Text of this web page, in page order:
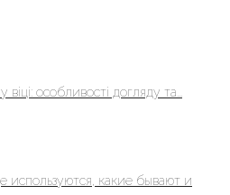
особливості догляду та...
используются, какие бывают и